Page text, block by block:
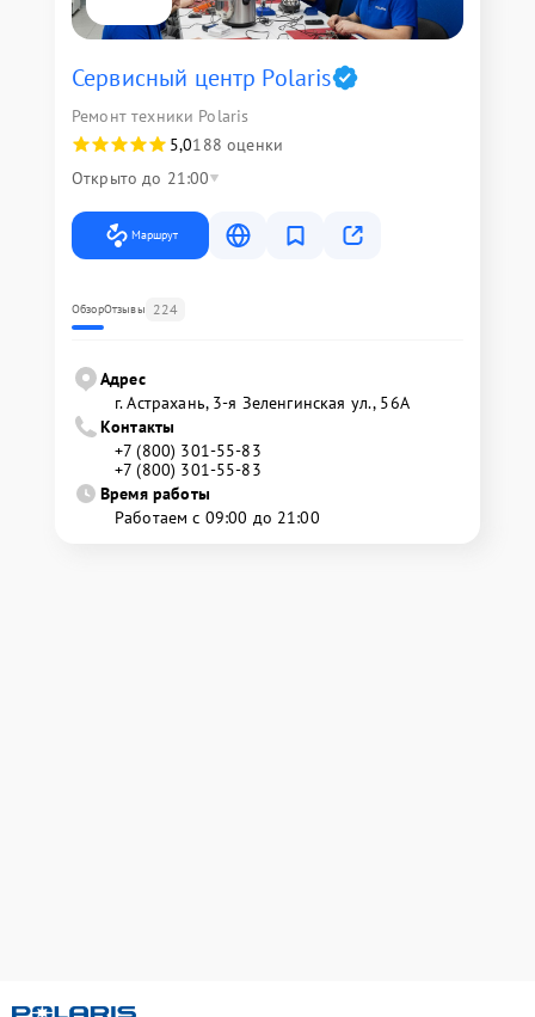
Сервисный центр Polaris
Ремонт техники Polaris
5,0188 оценки
Открыто до 21:00
Маршрут
ОбзорОтзывы 224
Адрес
г. Астрахань, 3-я Зеленгинская ул., 56А
Контакты
+7 (800) 301-55-83
+7 (800) 301-55-83
Время работы
Работаем с 09:00 до 21:00